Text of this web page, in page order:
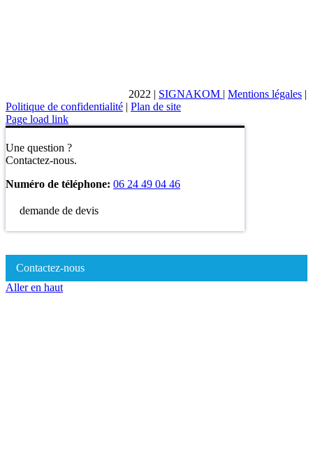
2022 | SIGNAKOM | Mentions légales |
Politique de confidentialité | Plan de site
Page load link
Une question ?
Contactez-nous.
Numéro de téléphone: 06 24 49 04 46
demande de devis
Contactez-nous
Aller en haut